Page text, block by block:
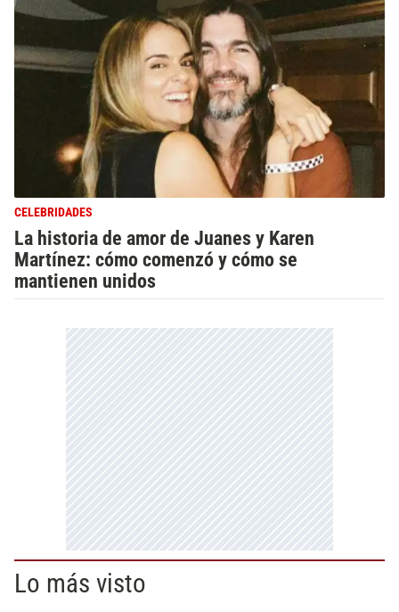
CELEBRIDADES
La historia de amor de Juanes y Karen
Martínez: cómo comenzó y cómo se
mantienen unidos
Lo más visto